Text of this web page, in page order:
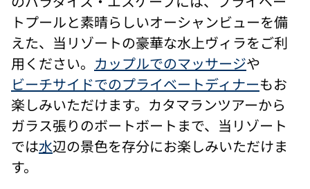
トプールと素晴らしいオーシャンビューを備
えた、当リゾートの豪華な水上ヴィラをご利
用ください。 カップルでのマッサージや
ビーチサイドでのプライベートディナーもお
楽しみいただけます。カタマランツアーから
ガラス張りのボートボートまで、当リゾート
では水辺の景色を存分にお楽しみいただけま
す。